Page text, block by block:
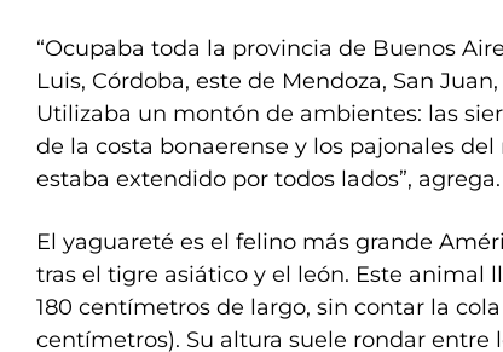
“Ocupaba toda la provincia de Buenos
Luis, Córdoba, este de Mendoza, San
Utilizaba un montón de ambientes: las
de la costa bonaerense y los pajonales
estaba extendido por todos lados”, agrega.
El yaguareté es el felino más grande
tras el tigre asiático y el león. Este animal
180 centímetros de largo, sin contar la
centímetros). Su altura suele rondar entre